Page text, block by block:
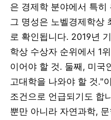
은 경제학 분야에서 특
그 명성은 노벨경제학상
로 확인됩니다. 2019년
학상 수상자 순위에서 1
이어야 할 것. 둘째, 미국
고대학을 나와야 할 것."
조건으로 언급되기도 합
뿐만 아니라 자연과학,